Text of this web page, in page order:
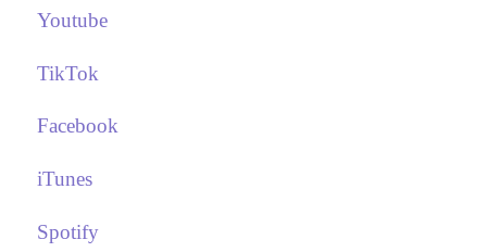
Youtube
TikTok
Facebook
iTunes
Spotify